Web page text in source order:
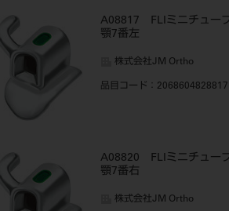
A08817 FLIミニチュー
顎7番左
株式会社JM Ortho
品目コード ：2068604828817
A08820 FLIミニチュー
顎7番右
株式会社JM Ortho